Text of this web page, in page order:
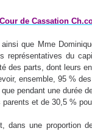
Cour de Cassation
que Mme
représentatives du
des parts, dont leurs
ensemble, 95 %
pendant une durée
et de 30,5 %
dans une